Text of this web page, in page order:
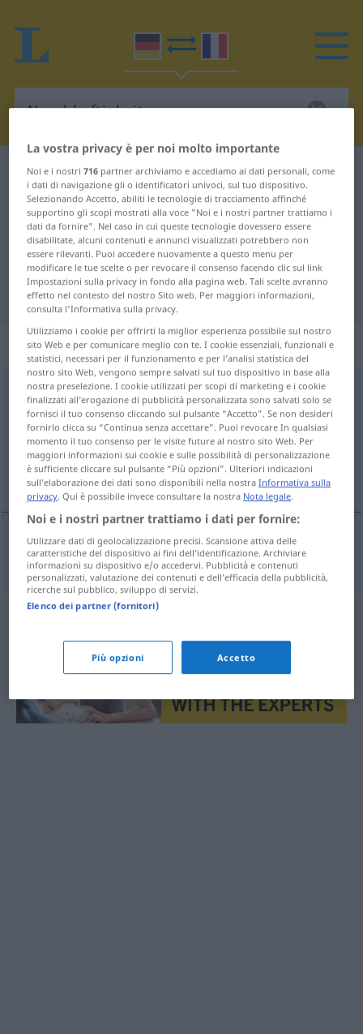
Dizionario Tedesco-Francese Naschhaftigkeit
Traduzione Tedesco-Francese per
"Naschhaftigkeit"
"Naschhaftigkeit" traduzione
Francese
„Naschhaftigkeit“: Femininum
Naschhaftigkeitf <Naschhaftigkeit>
Panoramica di tutte le traduzion
(Fai clic sulla/Tocca traduzione per maggiori dettagli)
gourmandise
gourmandisef Naschhaftigkeit
La vostra privacy è per noi molto importante
Noi e i nostri716 partner archiviamo e accediamo ai dati personali, come
i dati di navigazione gli o identificatori univoci, sul tuo dispositivo.
Selezionando Accetto, abiliti le tecnologie di tracciamento affinché
supportino gli scopi mostrati alla voce "Noi e i nostri partner trattiamo i
dati da fornire". Nel caso in cui queste tecnologie dovessero essere
disabilitate, alcuni contenuti e annunci visualizzati potrebbero non
essere rilevanti. Puoi accedere nuovamente a questo menu per
modificare le tue scelte o per revocare il consenso facendo clic sul link
Impostazioni sulla privacy in fondo alla pagina web. Tali scelte avranno
effetto nel contesto del nostro Sito web. Per maggiori informazioni,
consulta l'Informativa sulla privacy.
Utilizziamo i cookie per offrirti la miglior esperienza possibile sul nostro
sito Web e per comunicare meglio con te. I cookie essenziali, funzionali e
statistici, necessari per il funzionamento e per l’analisi statistica del
nostro sito Web, vengono sempre salvati sul tuo dispositivo in base alla
nostra preselezione. I cookie utilizzati per scopi di marketing e i cookie
finalizzati all’erogazione di pubblicità personalizzata sono salvati solo se
fornisci il tuo consenso cliccando sul pulsante “Accetto”. Se non desideri
fornirlo clicca su “Continua senza accettare”. Puoi revocare In qualsiasi
momento il tuo consenso per le visite future al nostro sito Web. Per
maggiori informazioni sui cookie e sulle possibilità di personalizzazione
è sufficiente cliccare sul pulsante “Più opzioni”. Ulteriori indicazioni
sull’elaborazione dei dati sono disponibili nella nostraInformativa sulla
privacy. Qui è possibile invece consultare la nostra Nota legale.
Noi e i nostri partner trattiamo i dati per fornire:
Utilizzare dati di geolocalizzazione precisi. Scansione attiva delle
caratteristiche del dispositivo ai fini dell’identificazione. Archiviare
informazioni su dispositivo e/o accedervi. Pubblicità e contenuti
personalizzati, valutazione dei contenuti e dell’efficacia della pubblicità,
ricerche sul pubblico, sviluppo di servizi.
Elenco dei partner (fornitori)
Più opzioni Accetto